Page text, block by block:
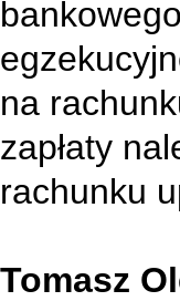
na
zapłaty
rachunku
Tomasz